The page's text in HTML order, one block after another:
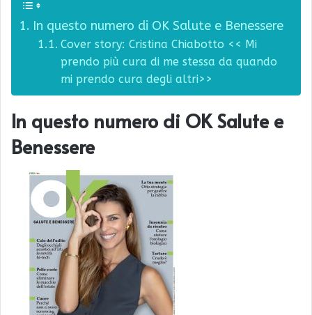
In questo numero di OK Salute e Benessere
Cover story: Cristina Chiabotto << Mi
prendo più cura di me stessa da quando
mi prendo cura degli altri>>
In questo numero di OK Salute e
Benessere